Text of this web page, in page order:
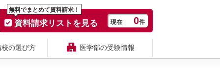
無料でまとめて資料請求！
資料請求リストを見る 現在 0件
校の選び方 医学部の受験情報